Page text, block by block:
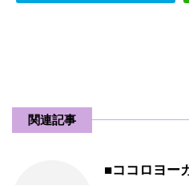
関連記事
■ココロヨ